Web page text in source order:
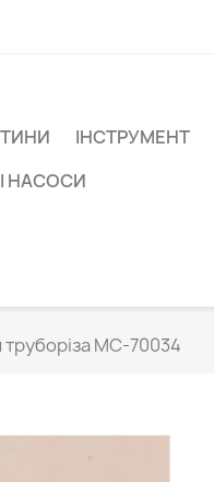
ІНСТРУМЕНТ
НАСОСИ
MC-70034